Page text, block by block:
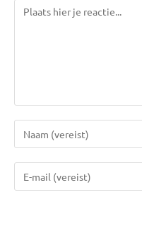
Reactie
je
naam
je